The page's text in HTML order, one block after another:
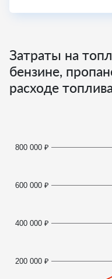
Затраты на
бензине,
расходе топлива
200 000 ₽
400 000 ₽
600 000 ₽
800 000 ₽